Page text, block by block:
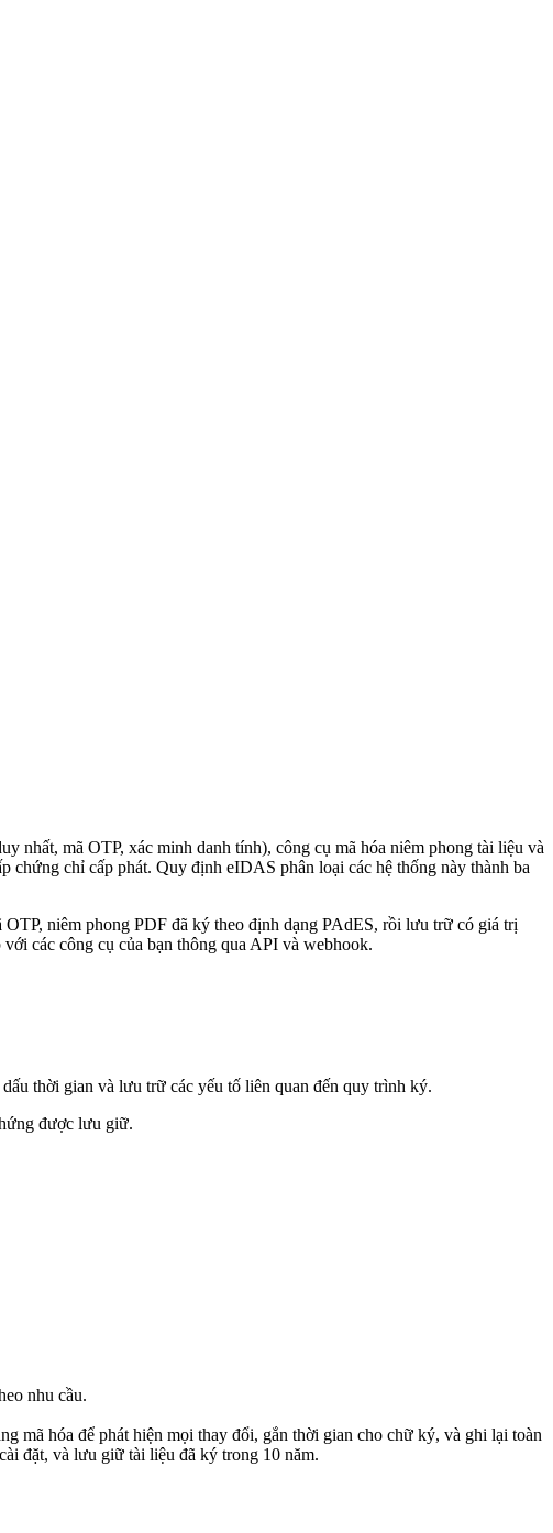
nhất, mã OTP, xác minh danh tính), công cụ mã hóa niêm phong tài liệu và
chỉ cấp phát. Quy định eIDAS phân loại các hệ thống này thành ba
niêm phong PDF đã ký theo định dạng PAdES, rồi lưu trữ có giá trị
các công cụ của bạn thông qua API và webhook.
thời gian và lưu trữ các yếu tố liên quan đến quy trình ký.
được lưu giữ.
nhu cầu.
mã hóa để phát hiện mọi thay đổi, gắn thời gian cho chữ ký, và ghi lại toàn
đặt, và lưu giữ tài liệu đã ký trong 10 năm.